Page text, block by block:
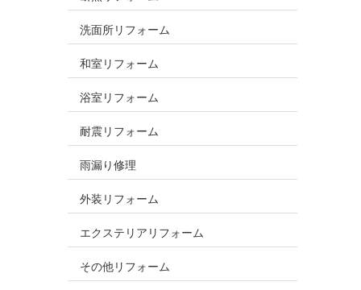
洗面所リフォーム
和室リフォーム
浴室リフォーム
耐震リフォーム
雨漏り修理
外装リフォーム
エクステリアリフォーム
その他リフォーム